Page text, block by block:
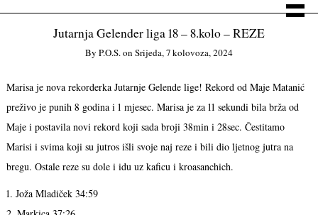
Jutarnja Gelender liga 18 – 8.kolo – REZE
By P.o.s.on Srijeda, 7 kolovoza, 2024
Marisa je nova rekorderka Jutarnje Gelende lige! Rekord od Maje Matanić
preživo je punih 8 godina i 1 mjesec. Marisa je za 11 sekundi bila brža od
Maje i postavila novi rekord koji sada broji 38min i 28sec. Čestitamo
Marisi i svima koji su jutros išli svoje naj reze i bili dio ljetnog jutra na
bregu. Ostale reze su dole i idu uz kaficu i kroasanchich.
1. Joža Mladiček 34:59